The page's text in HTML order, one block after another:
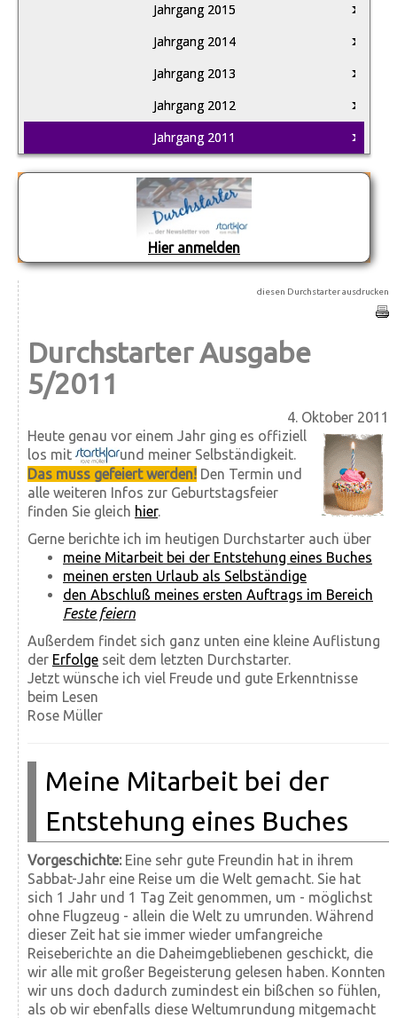
Jahrgang 2015
Jahrgang 2014
Jahrgang 2013
Jahrgang 2012
Jahrgang 2011
Hier anmelden
diesen Durchstarter ausdrucken
Durchstarter Ausgabe
5/2011
4. Oktober 2011
Heute genau vor einem Jahr ging es offiziell
los mit
und meiner Selbständigkeit.
Das muss gefeiert werden! Den Termin und
alle weiteren Infos zur Geburtstagsfeier
finden Sie gleich hier.
Gerne berichte ich im heutigen Durchstarter auch über
meine Mitarbeit bei der Entstehung eines Buches
meinen ersten Urlaub als Selbständige
den Abschluß meines ersten Auftrags im Bereich
Feste feiern
Außerdem findet sich ganz unten eine kleine Auflistung
der Erfolge seit dem letzten Durchstarter.
Jetzt wünsche ich viel Freude und gute Erkenntnisse
beim Lesen
Rose Müller
Meine Mitarbeit bei der
Entstehung eines Buches
Vorgeschichte:Eine sehr gute Freundin hat in ihrem
Sabbat-Jahr eine Reise um die Welt gemacht. Sie hat
sich 1 Jahr und 1 Tag Zeit genommen, um - möglichst
ohne Flugzeug - allein die Welt zu umrunden. Während
dieser Zeit hat sie immer wieder umfangreiche
Reiseberichte an die Daheimgebliebenen geschickt, die
wir alle mit großer Begeisterung gelesen haben. Konnten
wir uns doch dadurch zumindest ein bißchen so fühlen,
als ob wir ebenfalls diese Weltumrundung mitgemacht